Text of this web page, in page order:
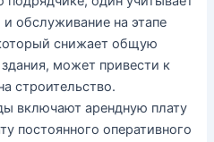
обслуживание на этапе
снижает общую
может привести к
строительство.
включают арендную плату
постоянного оперативного